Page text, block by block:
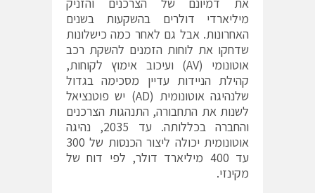
מיליארדי דולרים בהשקעות בשנים
האחרונות. אבל גם לאחר כמה כישלונות
שדחקו את לוחות הזמנים להשקת רכב
אוטונומי (AV) ועיכוב אימוץ לקוחות,
קהילת הניידות עדיין מסכימה בגדול
שלנהיגה אוטונומית (AD) יש פוטנציאל
לשנות את התחבורה, התנהגות הצרכנים
והחברה בכללותה. עד 2035, נהיגה
אוטונומית יכולה ליצור הכנסות של 300
עד 400 מיליארד דולר, לפי דוח של
מקינזי.